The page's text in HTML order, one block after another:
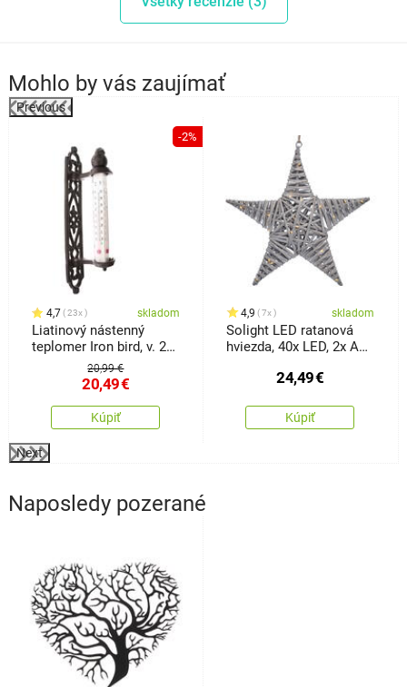
Mohlo by vás zaujímať
Previous
-2%
4,7 23x skladom
Liatinový nástenný
teplomer Iron bird, v. 27
20,99 €
20,49€
Kúpiť
4,9 7x skladom
Solight LED ratanová
hviezda, 40x LED, 2x AA,
24,49€
Kúpiť
Next
Naposledy pozerané